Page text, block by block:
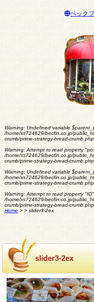
ベック
Warning: Undefined variable
/home/xs724629/becfin.co.jp/
crumb/prime-strategy-bread-crumb.php
Warning: Attempt to read property
/home/xs724629/becfin.co.jp/
crumb/prime-strategy-bread-crumb.php
Warning: Undefined variable
/home/xs724629/becfin.co.jp/
crumb/prime-strategy-bread-crumb.php
Warning: Attempt to read property
/home/xs724629/becfin.co.jp/
crumb/prime-strategy-bread-crumb.php
Home> > slider3-2ex
slider3-2ex